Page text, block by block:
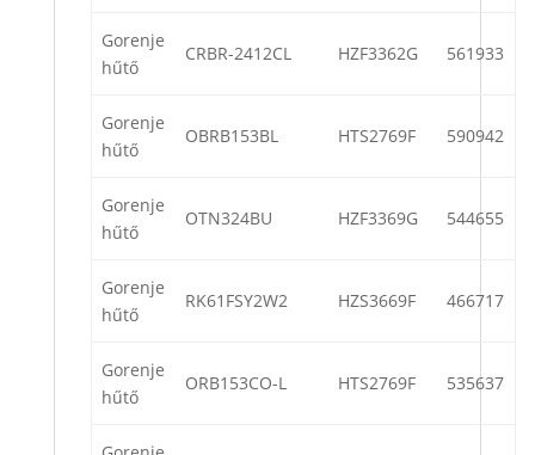
Gorenje
hűtő
CRBR-2412CL HZF3362G 561933
Gorenje
hűtő
OBRB153BL HTS2769F 590942
Gorenje
hűtő
OTN324BU HZF3369G 544655
Gorenje
hűtő
RK61FSY2W2 HZS3669F 466717
Gorenje
hűtő
ORB153CO-L HTS2769F 535637